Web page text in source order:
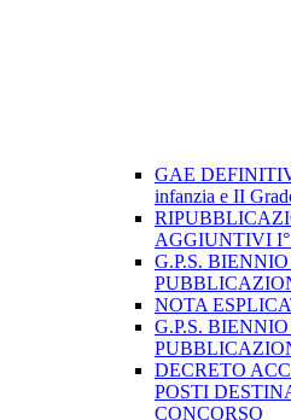
GAE
infanzia e II
AGGIUNTIVI I°
G.P.S. BIENNIO
NOTA
G.P.S. BIENNIO
DECRETO
POSTI
CONCORSO